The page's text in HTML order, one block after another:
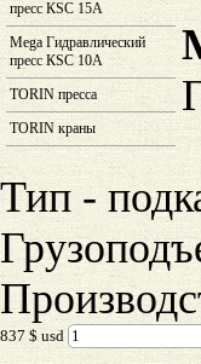
пресс КSC 15A
Mega Гидравлический
пресс КSC 10A
TORIN пресса
TORIN краны
Тип -
837 $ usd